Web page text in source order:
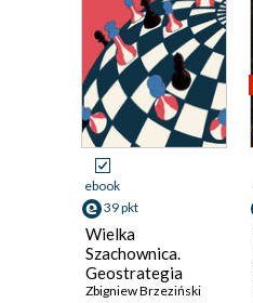
ebook
39 pkt
Wielka
Szachownica.
Geostrategia
amerykańskiego
Zbigniew Brzeziński